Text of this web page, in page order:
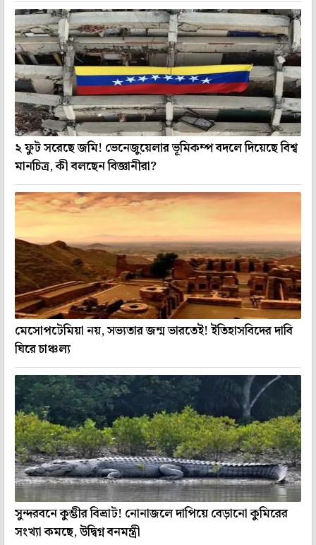
২ ফুট সরেছে জমি! ভেনেজুয়েলার ভূমিকম্প বদলে দিয়েছে বিশ্ব
মানচিত্র, কী বলছেন বিজ্ঞানীরা?
মেসোপটেমিয়া নয়, সভ্যতার জন্ম ভারতেই! ইতিহাসবিদের দাবি
ঘিরে চাঞ্চল্য
সুন্দরবনে কুম্ভীর বিভ্রাট! নোনাজলে দাপিয়ে বেড়ানো কুমিরের
সংখ্যা কমছে, উদ্বিগ্ন বনমন্ত্রী